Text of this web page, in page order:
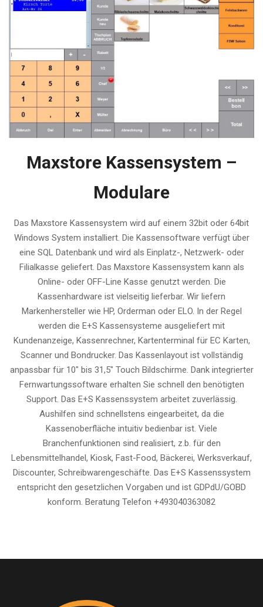
Maxstore Kassensystem –
Modulare
Das Maxstore Kassensystem wird auf einem 32bit oder 64bit
Windows System installiert. Die Kassensoftware verfügt über
eine SQL Datenbank und wird als Einplatz-, Netzwerk- oder
Filialkasse geliefert. Das Maxstore Kassensystem kann als
Online- oder OFF-Line Kasse genutzt werden. Die
Kassenhardware ist vielseitig lieferbar. Wir liefern
Markenhersteller wie HP, Orderman oder ELO. In der Regel
werden die E+S Kassensysteme ausgeliefert mit
Kundenanzeige, Kassenrechner, Kartenterminal für EC Karten,
Scanner und Bondrucker. Das Kassenlayout ist vollständig
anpassbar für 10″ bis 31,5″ Touch Bildschirme. Dank integrierter
Fernwartungssoftware erhalten Sie schnell den benötigten
Support. Das E+S Kassenssystem arbeitet zuverlässig.
Aushilfen sind schnellstens eingearbeitet, da die
Kassenoberfläche intuitiv bedienbar ist. Viele
Branchenfunktionen sind realisiert, z.b. für den
Lebensmittelhandel, Kiosk, Fast-Food, Bäckerei, Werksverkauf,
Discounter, Schreibwarengeschäfte. Das E+S Kassenssystem
entspricht den gesetzlichen Vorgaben und ist GDPdU/GOBD
konform. Beratung Telefon +493040363082